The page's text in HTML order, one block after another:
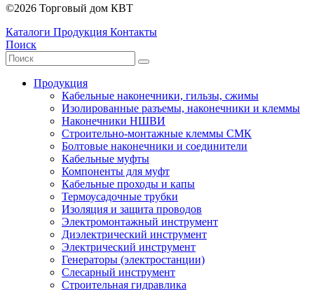
©2026 Торговый дом КВТ
Каталоги Продукция Контакты
Поиск
Продукция
Кабельные наконечники, гильзы, сжимы
Изолированные разъемы, наконечники и клеммы
Наконечники НШВИ
Строительно-монтажные клеммы СМК
Болтовые наконечники и соединители
Кабельные муфты
Компоненты для муфт
Кабельные проходы и капы
Термоусадочные трубки
Изоляция и защита проводов
Электромонтажный инструмент
Диэлектрический инструмент
Электрический инструмент
Генераторы (электростанции)
Слесарный инструмент
Строительная гидравлика